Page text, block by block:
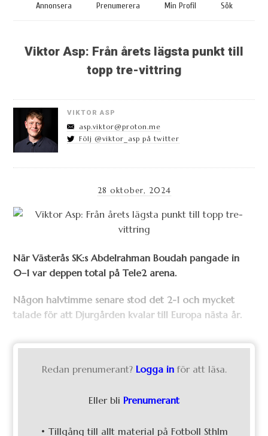
Annonsera Prenumerera Min Profil Sök
Viktor Asp: Från årets lägsta punkt till
topp tre-vittring
VIKTOR ASP
asp.viktor@proton.me
Följ @viktor_asp på twitter
28 oktober, 2024
När Västerås SK:s Abdelrahman Boudah pangade in
0–1 var deppen total på Tele2 arena.
Någon halvtimme senare stod det 2-1 och mycket
talade för att Djurgården kvalar till Europa nästa år.
Redan prenumerant? Logga in för att läsa.
Eller bli Prenumerant
• Tillgång till allt material på Fotboll Sthlm